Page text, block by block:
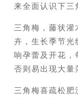
来全面认识下三
三角梅，藤状灌
卉，生长季节光
响孕蕾及开花，
否则易出现大量
三角梅喜疏松肥